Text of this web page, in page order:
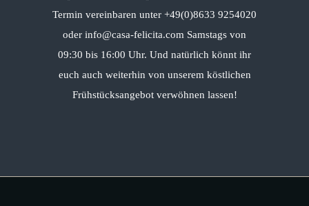
Termin vereinbaren unter +49(0)8633 9254020
oder info@casa-felicita.com Samstags von
09:30 bis 16:00 Uhr. Und natürlich könnt ihr
euch auch weiterhin von unserem köstlichen
Frühstücksangebot verwöhnen lassen!